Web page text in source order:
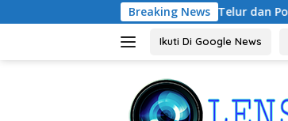
ke
Breaking News
Stabilitas Harga Telur dan Populasi Ayam
Ikuti Di Google News